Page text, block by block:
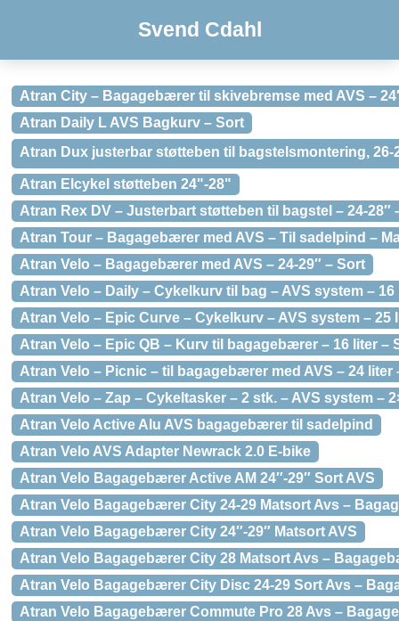
Svend Cdahl
Atran City – Bagagebærer til skivebremse med AVS –
Atran Daily L AVS Bagkurv – Sort
Atran Dux justerbar støtteben til bagstelsmontering, 26-
Atran Elcykel støtteben 24"-28"
Atran Rex DV – Justerbart støtteben til bagstel – 24-28″
Atran Tour – Bagagebærer med AVS – Til sadelpind –
Atran Velo – Bagagebærer med AVS – 24-29″ – Sort
Atran Velo – Daily – Cykelkurv til bag – AVS system –
Atran Velo – Epic Curve – Cykelkurv – AVS system – 25
Atran Velo – Epic QB – Kurv til bagagebærer – 16 liter –
Atran Velo – Picnic – til bagagebærer med AVS – 24 liter
Atran Velo – Zap – Cykeltasker – 2 stk. – AVS system –
Atran Velo Active Alu AVS bagagebærer til sadelpind
Atran Velo AVS Adapter Newrack 2.0 E-bike
Atran Velo Bagagebærer Active AM 24″-29″ Sort AVS
Atran Velo Bagagebærer City 24-29 Matsort Avs –
Atran Velo Bagagebærer City 24″-29″ Matsort AVS
Atran Velo Bagagebærer City 28 Matsort Avs –
Atran Velo Bagagebærer City Disc 24-29 Sort Avs –
Atran Velo Bagagebærer Commute Pro 28 Avs –